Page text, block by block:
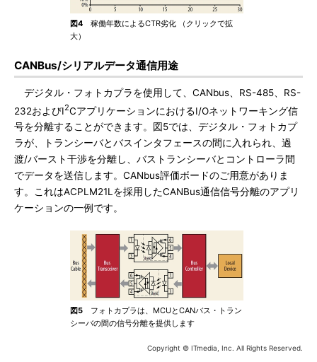
図4 稼働年数によるCTR劣化 （クリックで拡
大）
CANBus/シリアルデータ通信用途
デジタル・フォトカプラを使用して、CANbus、RS-485、RS-
232およびI2CアプリケーションにおけるI/Oネットワーキング信
号を分離することができます。図5では、デジタル・フォトカプ
ラが、トランシーバとバスインタフェースの間に入れられ、過
渡/バースト干渉を分離し、バストランシーバとコントローラ間
でデータを送信します。CANbus評価ボードのご用意がありま
す。これはACPLM21Lを採用したCANBus通信信号分離のアプリ
ケーションの一例です。
図5 フォトカプラは、MCUとCANバス・トラン
シーバの間の信号分離を提供します
Copyright © ITmedia, Inc. All Rights Reserved.